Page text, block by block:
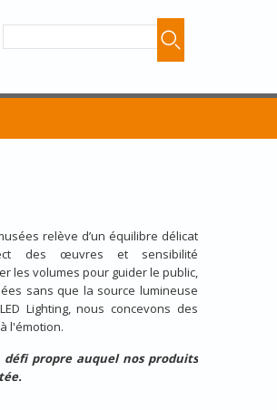
relève d’un équilibre délicat
des œuvres et sensibilité
les volumes pour guider le public,
sans que la source lumineuse
Lighting, nous concevons des
l'émotion.
propre auquel nos produits